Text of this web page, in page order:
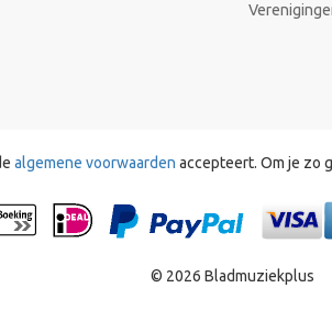
algemene voorwaarden accepteert. Om je zo
© 2026 Bladmuziekplus